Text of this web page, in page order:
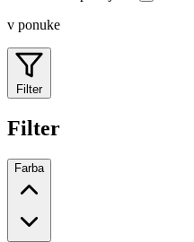
v ponuke
Filter
Filter
Farba